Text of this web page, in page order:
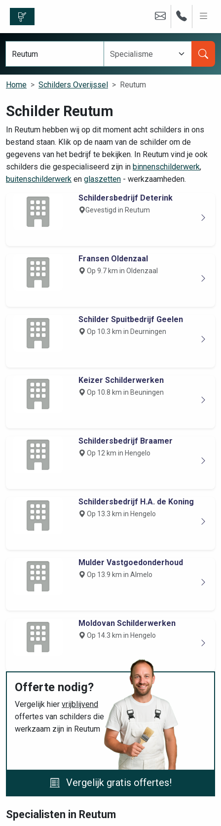
Home Schilders Overijssel Reutum
Schilder Reutum
In Reutum hebben wij op dit moment acht schilders in ons
bestand staan. Klik op de naam van de schilder om de
gegevens van het bedrijf te bekijken. In Reutum vind je ook
schilders die gespecialiseerd zijn in binnenschilderwerk,
buitenschilderwerk en glaszetten - werkzaamheden.
Schildersbedrijf Deterink
Gevestigd in Reutum
Fransen Oldenzaal
Op 9.7 km in Oldenzaal
Schilder Spuitbedrijf Geelen
Op 10.3 km in Deurningen
Keizer Schilderwerken
Op 10.8 km in Beuningen
Schildersbedrijf Braamer
Op 12 km in Hengelo
Schildersbedrijf H.A. de Koning
Op 13.3 km in Hengelo
Mulder Vastgoedonderhoud
Op 13.9 km in Almelo
Moldovan Schilderwerken
Op 14.3 km in Hengelo
Offerte nodig?
Vergelijk hier vrijblijvend
offertes van schilders die
werkzaam zijn in Reutum
Vergelijk gratis offertes!
Specialisten in Reutum